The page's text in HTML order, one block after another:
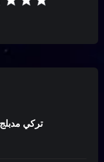
هذا العالم لايسعني S01 تركي مدبلج